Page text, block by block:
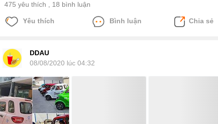
475 yêu thích , 18 bình luận
Yêu thích Bình luận Chia sẻ
DDAU
08/08/2020 lúc 04:32